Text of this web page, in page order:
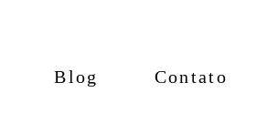
Blog Contato